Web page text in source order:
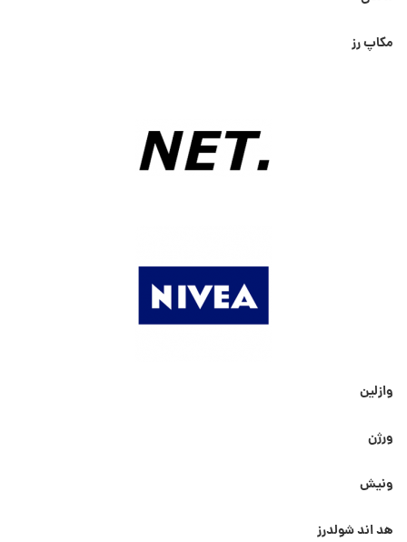
مکاپ رز
وازلین
ورژن
ونیش
هد اند شولدرز